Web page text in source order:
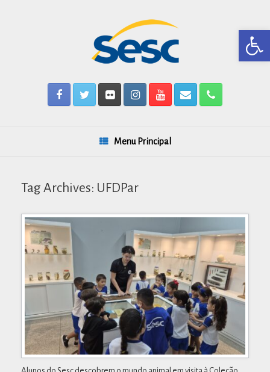
Menu Principal
Tag Archives: UFDPar
Barra de